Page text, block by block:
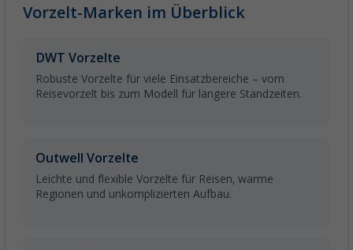
Vorzelt-Marken im Überblick
DWT Vorzelte
Robuste Vorzelte für viele Einsatzbereiche – vom
Reisevorzelt bis zum Modell für längere Standzeiten.
Outwell Vorzelte
Leichte und flexible Vorzelte für Reisen, warme
Regionen und unkomplizierten Aufbau.